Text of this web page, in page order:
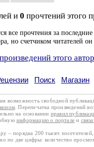
и 0 прочтений этого
все прочтения за
но счетчиком читателей
этого
Поиск Магазин
возможность свободной
. Перепечатка произведений
на основании правил
информацию о портале и
– порядка 200 тысяч
по две цифры: количество